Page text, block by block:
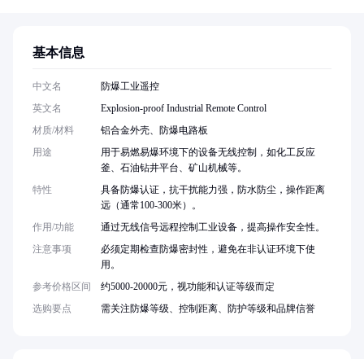
基本信息
中文名
防爆工业遥控
英文名
Explosion-proof Industrial Remote Control
材质/材料
铝合金外壳、防爆电路板
用途
用于易燃易爆环境下的设备无线控制，如化工反应
釜、石油钻井平台、矿山机械等。
特性
具备防爆认证，抗干扰能力强，防水防尘，操作距离
远（通常100-300米）。
作用/功能
通过无线信号远程控制工业设备，提高操作安全性。
注意事项
必须定期检查防爆密封性，避免在非认证环境下使
用。
参考价格区间
约5000-20000元，视功能和认证等级而定
选购要点
需关注防爆等级、控制距离、防护等级和品牌信誉